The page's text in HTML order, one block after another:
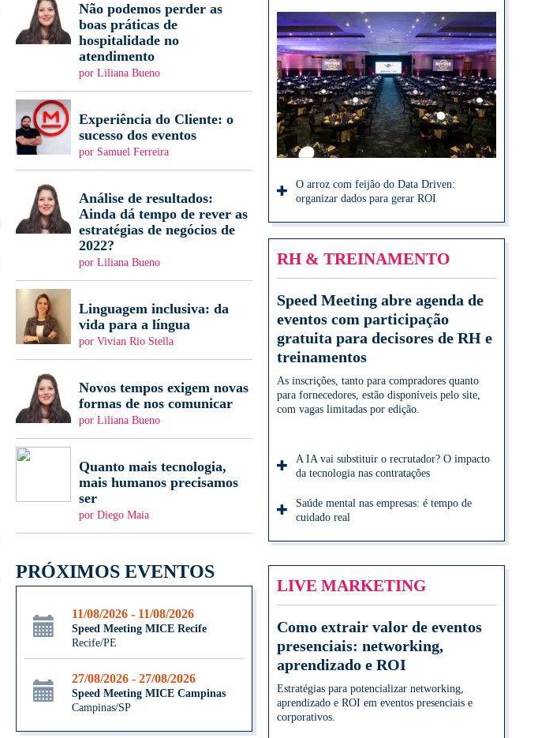
Não podemos perder as
boas práticas de
hospitalidade no
atendimento
por Liliana Bueno
Experiência do Cliente: o
sucesso dos eventos
por Samuel Ferreira
Análise de resultados:
Ainda dá tempo de rever as
estratégias de negócios de
2022?
por Liliana Bueno
Linguagem inclusiva: da
vida para a língua
por Vivian Rio Stella
Novos tempos exigem novas
formas de nos comunicar
por Liliana Bueno
Quanto mais tecnologia,
mais humanos precisamos
ser
por Diego Maia
PRÓXIMOS EVENTOS
11/08/2026 - 11/08/2026
Speed Meeting MICE Recife
Recife/PE
27/08/2026 - 27/08/2026
Speed Meeting MICE Campinas
Campinas/SP
O arroz com feijão do Data Driven:
organizar dados para gerar ROI
RH & TREINAMENTO
Speed Meeting abre agenda de
eventos com participação
gratuita para decisores de RH e
treinamentos
As inscrições, tanto para compradores quanto
para fornecedores, estão disponíveis pelo site,
com vagas limitadas por edição.
A IA vai substituir o recrutador? O impacto
da tecnologia nas contratações
Saúde mental nas empresas: é tempo de
cuidado real
LIVE MARKETING
Como extrair valor de eventos
presenciais: networking,
aprendizado e ROI
Estratégias para potencializar networking,
aprendizado e ROI em eventos presenciais e
corporativos.